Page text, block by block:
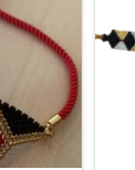
επιθυμιών